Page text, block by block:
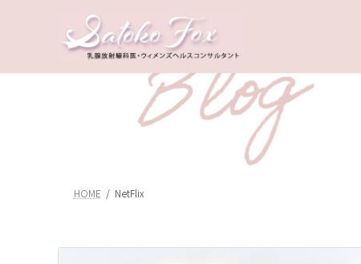
ツ
シ
HOME NetFlix